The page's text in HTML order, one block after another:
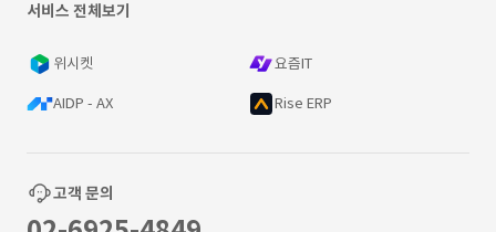
서비스 전체보기
위시켓 요즘IT
AIDP - AX Rise ERP
고객 문의